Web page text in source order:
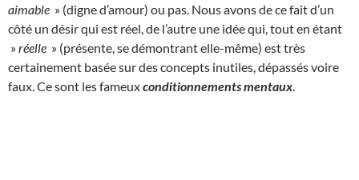
aimable » (digne d’amour) ou pas. Nous avons de ce fait d’un
côté un désir qui est réel, de l’autre une idée qui, tout en étant
»réelle » (présente, se démontrant elle-même) est très
certainement basée sur des concepts inutiles, dépassés voire
faux. Ce sont les fameuxconditionnements mentaux